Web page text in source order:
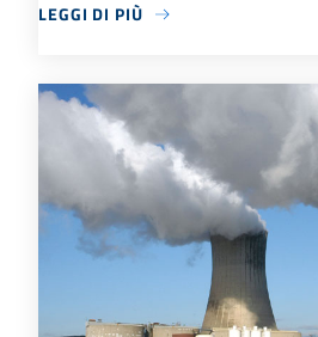
LEGGI DI PIÙ